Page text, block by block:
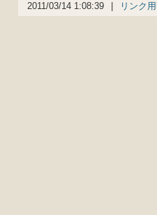
2011/03/14 1:08:39 リンク